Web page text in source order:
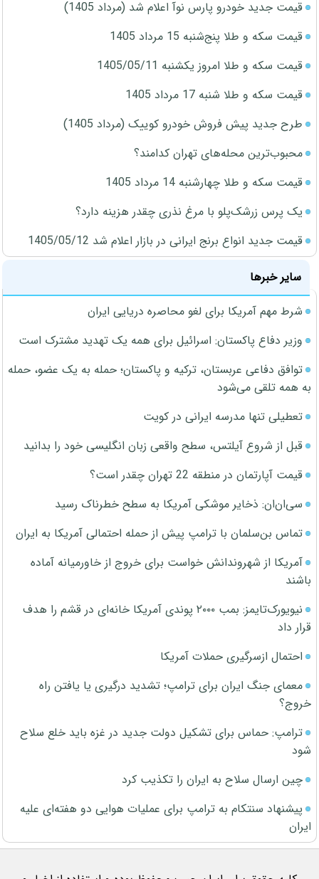
قیمت جدید خودرو پارس نوآ اعلام شد (مرداد 1405)
قیمت سکه و طلا پنج‌شنبه 15 مرداد 1405
قیمت سکه و طلا امروز یکشنبه 1405/05/11
قیمت سکه و طلا شنبه 17 مرداد 1405
طرح جدید پیش فروش خودرو کوییک (مرداد 1405)
محبوب‌ترین محله‌های تهران کدامند؟
قیمت سکه و طلا چهارشنبه 14 مرداد 1405
یک پرس زرشک‌پلو با مرغ نذری چقدر هزینه دارد؟
قیمت جدید انواع برنج ایرانی در بازار اعلام شد 1405/05/12
سایر خبرها
شرط مهم آمریکا برای لغو محاصره دریایی ایران
وزیر دفاع پاکستان: اسرائیل برای همه یک تهدید مشترک است
توافق دفاعی عربستان، ترکیه و پاکستان؛ حمله به یک عضو، حمله
به همه تلقی می‌شود
تعطیلی تنها مدرسه ایرانی در کویت
قبل از شروع آیلتس، سطح واقعی زبان انگلیسی خود را بدانید
قیمت آپارتمان در منطقه 22 تهران چقدر است؟
سی‌ان‌ان: ذخایر موشکی آمریکا به سطح خطرناک رسید
تماس بن‌سلمان با ترامپ پیش از حمله احتمالی آمریکا به ایران
آمریکا از شهروندانش خواست برای خروج از خاورمیانه آماده
باشند
نیویورک‌تایمز: بمب ۲۰۰۰ پوندی آمریکا خانه‌ای در قشم را هدف
قرار داد
احتمال ازسرگیری حملات آمریکا
معمای جنگ ایران برای ترامپ؛ تشدید درگیری یا یافتن راه
خروج؟
ترامپ: حماس برای تشکیل دولت جدید در غزه باید خلع سلاح
شود
چین ارسال سلاح به ایران را تکذیب کرد
پیشنهاد سنتکام به ترامپ برای عملیات هوایی دو هفته‌ای علیه
ایران